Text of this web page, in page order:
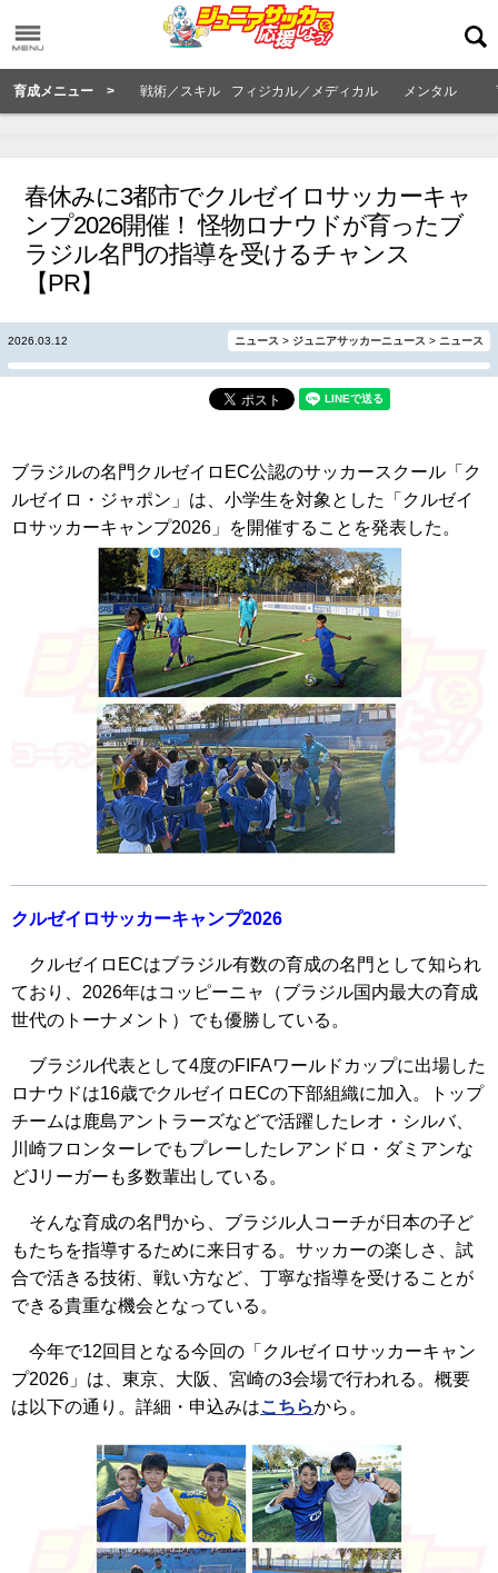
育成メニュー > 戦術／スキル フィジカル／メディカル メンタル
春休みに3都市でクルゼイロサッカーキャ
ンプ2026開催！ 怪物ロナウドが育ったブ
ラジル名門の指導を受けるチャンス
【PR】
2026.03.12 ニュース > ジュニアサッカーニュース > ニュース
ブラジルの名門クルゼイロEC公認のサッカースクール「ク
ルゼイロ・ジャポン」は、小学生を対象とした「クルゼイ
ロサッカーキャンプ2026」を開催することを発表した。
クルゼイロサッカーキャンプ2026
クルゼイロECはブラジル有数の育成の名門として知られ
ており、2026年はコッピーニャ（ブラジル国内最大の育成
世代のトーナメント）でも優勝している。
ブラジル代表として4度のFIFAワールドカップに出場した
ロナウドは16歳でクルゼイロECの下部組織に加入。トップ
チームは鹿島アントラーズなどで活躍したレオ・シルバ、
川崎フロンターレでもプレーしたレアンドロ・ダミアンな
どJリーガーも多数輩出している。
そんな育成の名門から、ブラジル人コーチが日本の子ど
もたちを指導するために来日する。サッカーの楽しさ、試
合で活きる技術、戦い方など、丁寧な指導を受けることが
できる貴重な機会となっている。
今年で12回目となる今回の「クルゼイロサッカーキャン
プ2026」は、東京、大阪、宮崎の3会場で行われる。概要
は以下の通り。詳細・申込みはこちらから。